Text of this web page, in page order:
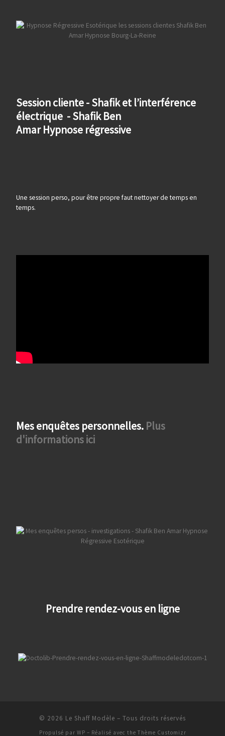
Session cliente - Shafik et l’interférence
électrique - Shafik Ben
Amar Hypnose régressive
Une session perso, pour être propre faut nettoyer de temps en
temps.
Mes enquêtes personnelles. Plus
d'informations ici
Prendre rendez-vous en ligne
© 2026 Le Shaff Modèle – Tous droits réservés
Propulsé par WP – Réalisé avec the Thème Customizr